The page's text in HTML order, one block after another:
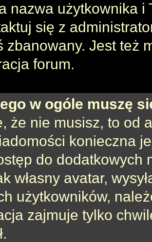
nazwa użytkownika i
się z
zbanowany. Jest też
forum.
w ogóle muszę
że nie musisz, to od
konieczna
do dodatkowych
własny avatar,
użytkowników,
zajmuje tylko